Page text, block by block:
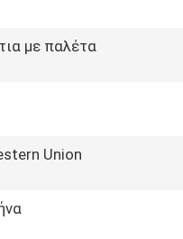
με παλέτα
Union